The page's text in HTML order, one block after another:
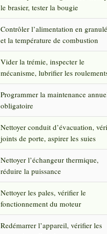
le brasier, tester la bougie
Contrôler l’alimentation en
et la température de combustion
Vider la trémie, inspecter le
mécanisme, lubrifier les
Programmer la maintenance
obligatoire
Nettoyer conduit d’évacuation,
joints de porte, aspirer les suies
Nettoyer l’échangeur thermique,
réduire la puissance
Nettoyer les pales, vérifier le
fonctionnement du moteur
Redémarrer l’appareil, vérifier les